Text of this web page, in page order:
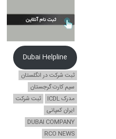
Dubai Helpline
ثبت شرکت در انگلستان
سیم کارت گرجستان
مدرک ICDL
ثبت شرکت
ایران کمپانی
DUBAI COMPANY
RCO NEWS